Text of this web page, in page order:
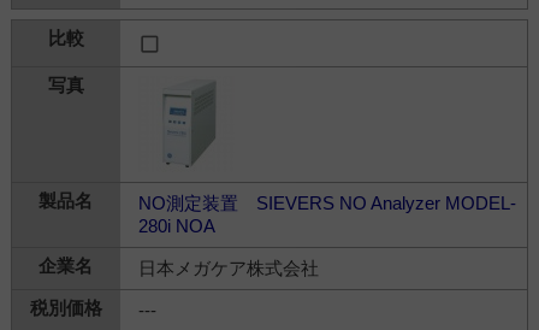
NO測定装置 SIEVERS NO Analyzer MODEL-
280i NOA
日本メガケア株式会社
---